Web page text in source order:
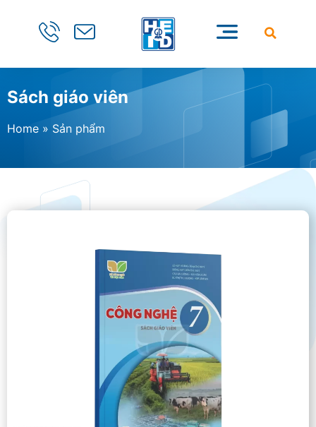
Sách giáo viên
Home » Sản phẩm